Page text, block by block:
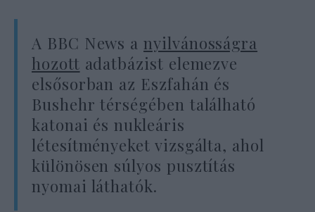
A BBC News anyilvánosságra
hozott adatbázist elemezve
elsősorban az Eszfahán és
Bushehr térségében található
katonai és nukleáris
létesítményeket vizsgálta, ahol
különösen súlyos pusztítás
nyomai láthatók.